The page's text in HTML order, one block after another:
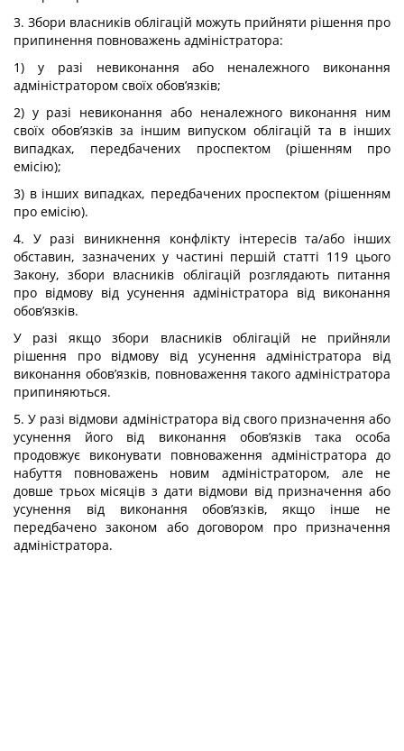
3. Збори власників облігацій можуть прийняти рішення про
припинення повноважень адміністратора:
1) у разі невиконання або неналежного виконання
адміністратором своїх обов’язків;
2) у разі невиконання або неналежного виконання ним
своїх обов’язків за іншим випуском облігацій та в інших
випадках, передбачених проспектом (рішенням про
емісію);
3) в інших випадках, передбачених проспектом (рішенням
про емісію).
4. У разі виникнення конфлікту інтересів та/або інших
обставин, зазначених у частині першій статті 119 цього
Закону, збори власників облігацій розглядають питання
про відмову від усунення адміністратора від виконання
обов’язків.
У разі якщо збори власників облігацій не прийняли
рішення про відмову від усунення адміністратора від
виконання обов’язків, повноваження такого адміністратора
припиняються.
5. У разі відмови адміністратора від свого призначення або
усунення його від виконання обов’язків така особа
продовжує виконувати повноваження адміністратора до
набуття повноважень новим адміністратором, але не
довше трьох місяців з дати відмови від призначення або
усунення від виконання обов’язків, якщо інше не
передбачено законом або договором про призначення
адміністратора.